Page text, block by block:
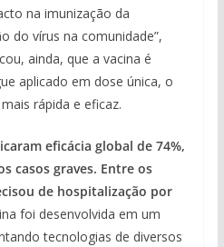
na imunização da
do vírus na comunidade”,
ainda, que a vacina é
aplicado em dose única, o
rápida e eficaz.
eficácia global de 74%,
casos graves. Entre os
de hospitalização por
foi desenvolvida em um
tecnologias de diversos